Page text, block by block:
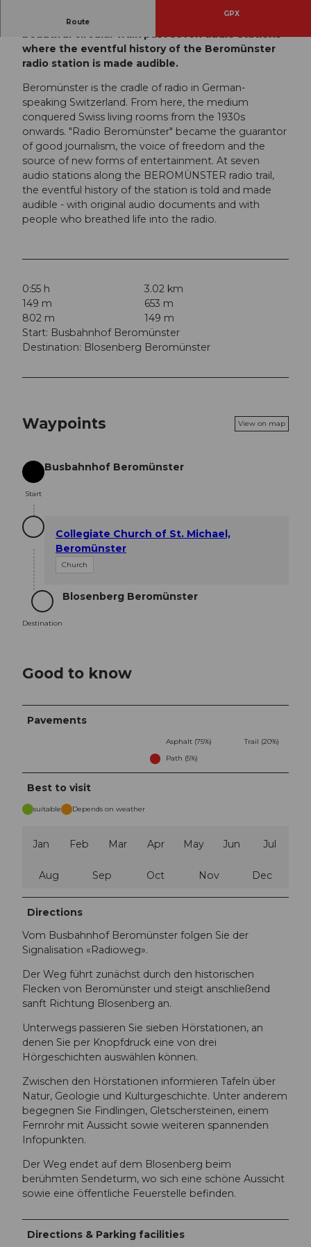
Route
GPX
The Beromünster radio trail takes you on a
beautiful circular walk past seven audio stations
where the eventful history of the Beromünster
radio station is made audible.
Beromünster is the cradle of radio in German-
speaking Switzerland. From here, the medium
conquered Swiss living rooms from the 1930s
onwards. "Radio Beromünster" became the guarantor
of good journalism, the voice of freedom and the
source of new forms of entertainment. At seven
audio stations along the BEROMÜNSTER radio trail,
the eventful history of the station is told and made
audible - with original audio documents and with
people who breathed life into the radio.
0:55 h
3.02 km
149 m
653 m
802 m
149 m
Start: Busbahnhof Beromünster
Destination: Blosenberg Beromünster
Waypoints View on map
Start
Start
Busbahnhof Beromünster
Collegiate Church of St. Michael,
Beromünster
Church
Destination
Destination
Blosenberg Beromünster
Good to know
Pavements
Asphalt (75%)
Trail (20%)
Path (5%)
Best to visit
suitable Depends on weather
Jan Feb Mar Apr May Jun Jul
Aug Sep Oct Nov Dec
Directions
Vom Busbahnhof Beromünster folgen Sie der
Signalisation «Radioweg».
Der Weg führt zunächst durch den historischen
Flecken von Beromünster und steigt anschließend
sanft Richtung Blosenberg an.
Unterwegs passieren Sie sieben Hörstationen, an
denen Sie per Knopfdruck eine von drei
Hörgeschichten auswählen können.
Zwischen den Hörstationen informieren Tafeln über
Natur, Geologie und Kulturgeschichte. Unter anderem
begegnen Sie Findlingen, Gletschersteinen, einem
Fernrohr mit Aussicht sowie weiteren spannenden
Infopunkten.
Der Weg endet auf dem Blosenberg beim
berühmten Sendeturm, wo sich eine schöne Aussicht
sowie eine öffentliche Feuerstelle befinden.
Directions & Parking facilities